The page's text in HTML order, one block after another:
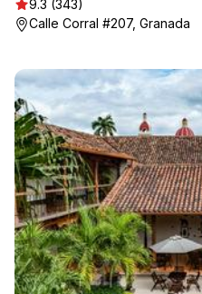
9.3 (343)
Calle Corral #207, Granada